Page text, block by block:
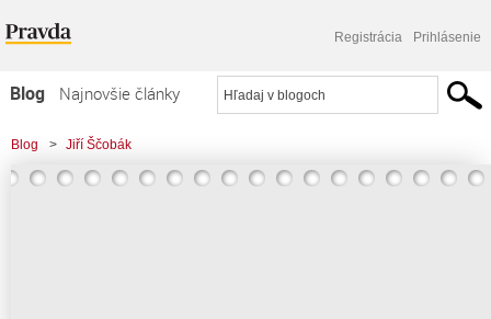
Registrácia Prihlásenie
Blog
Najnovšie články
Najčítanejšie články
Najkomentovanejšie články
Blog > Jiří Ščobák